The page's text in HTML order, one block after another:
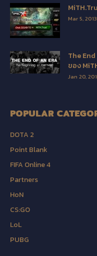
Mar 5, 2013
The
ของ
Jan 20,
POPULAR
DOTA 2
Point Blank
FIFA Online 4
Partners
HoN
CS:GO
LoL
PUBG